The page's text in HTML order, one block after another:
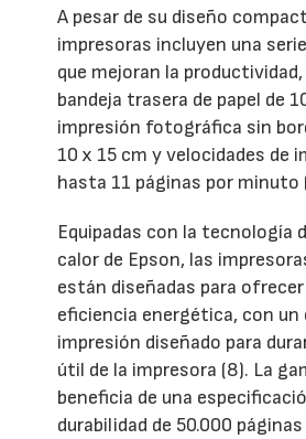
A pesar de su diseño
impresoras incluyen una
que mejoran la
bandeja trasera de papel de
impresión fotográfica sin
10 x 15 cm y velocidades de
hasta 11 páginas por minuto
Equipadas con la tecnología
calor de Epson, las
están diseñadas para
eficiencia energética, con un
impresión diseñado para
útil de la impresora (8). La
beneficia de una
durabilidad de 50.000